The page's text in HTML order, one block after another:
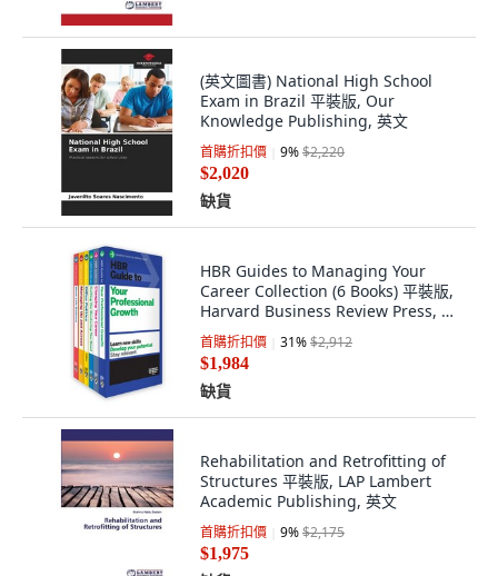
(英文圖書) National High School
Exam in Brazil 平裝版, Our
Knowledge Publishing, 英文
首購折扣價 9%$2,220
$2,020
缺貨
HBR Guides to Managing Your
Career Collection (6 Books) 平裝版,
Harvard Business Review Press, 英
文
首購折扣價 31%$2,912
$1,984
缺貨
Rehabilitation and Retrofitting of
Structures 平裝版, LAP Lambert
Academic Publishing, 英文
首購折扣價 9%$2,175
$1,975